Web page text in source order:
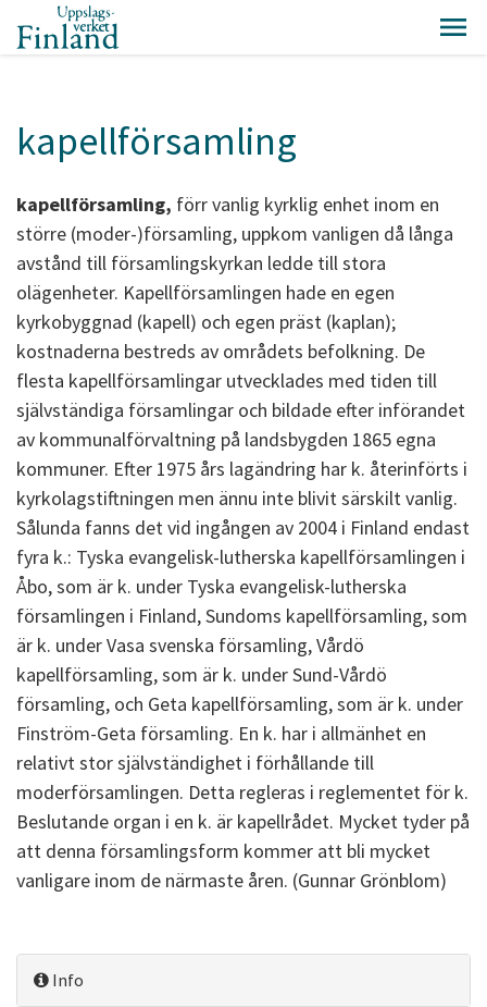
kapellförsamling
kapellförsamling, förr vanlig kyrklig enhet inom en
större (moder-)församling, uppkom vanligen då långa
avstånd till församlingskyrkan ledde till stora
olägenheter. Kapellförsamlingen hade en egen
kyrkobyggnad (kapell) och egen präst (kaplan);
kostnaderna bestreds av områdets befolkning. De
flesta kapellförsamlingar utvecklades med tiden till
självständiga församlingar och bildade efter införandet
av kommunalförvaltning på landsbygden 1865 egna
kommuner. Efter 1975 års lagändring har k. återinförts i
kyrkolagstiftningen men ännu inte blivit särskilt vanlig.
Sålunda fanns det vid ingången av 2004 i Finland endast
fyra k.: Tyska evangelisk-lutherska kapellförsamlingen i
Åbo, som är k. under Tyska evangelisk-lutherska
församlingen i Finland, Sundoms kapellförsamling, som
är k. under Vasa svenska församling, Vårdö
kapellförsamling, som är k. under Sund-Vårdö
församling, och Geta kapellförsamling, som är k. under
Finström-Geta församling. En k. har i allmänhet en
relativt stor självständighet i förhållande till
moderförsamlingen. Detta regleras i reglementet för k.
Beslutande organ i en k. är kapellrådet. Mycket tyder på
att denna församlingsform kommer att bli mycket
vanligare inom de närmaste åren. (Gunnar Grönblom)
Info